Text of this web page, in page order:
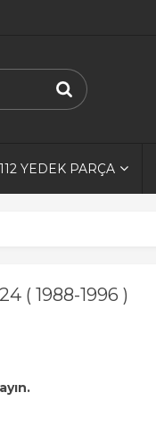
YEDEK PARÇA
( 1988-1996 )